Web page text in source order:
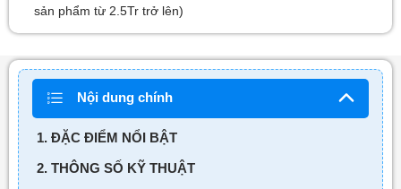
sản phẩm từ 2.5Tr trở lên)
Nội dung chính
1. ĐẶC ĐIỂM NỔI BẬT
2. THÔNG SỐ KỸ THUẬT